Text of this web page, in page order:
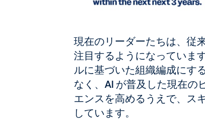
現在のリーダーたちは、従
注目するようになっていま
ルに基づいた組織編成にす
なく、AI が普及した現在の
エンスを高めるうえで、ス
しています。